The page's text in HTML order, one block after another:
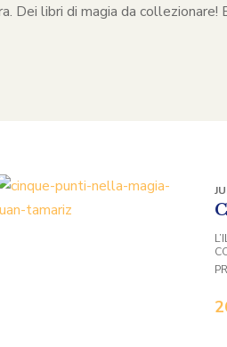
libri di magia da collezionare!